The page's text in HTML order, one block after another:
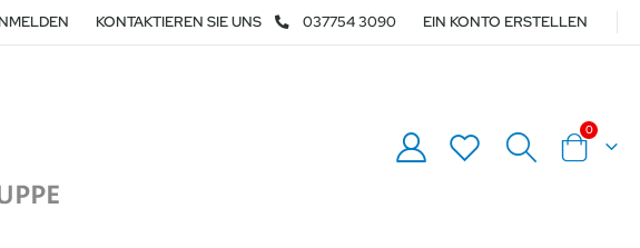
KONTAKTIEREN SIE UNS 037754 3090 EIN KONTO ERSTELLEN
Warenkorb
0Artikel